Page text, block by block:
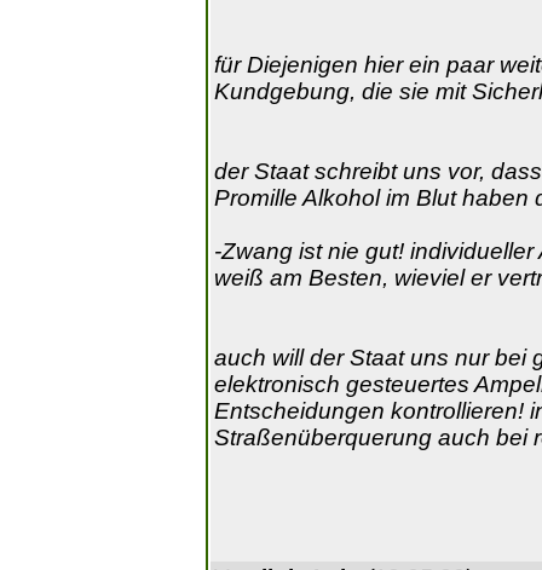
für Diejenigen hier ein paar
Kundgebung, die sie mit
der Staat schreibt uns vor,
Promille Alkohol im Blut haben
-Zwang ist nie gut!
weiß am Besten, wieviel er
auch will der Staat uns nur bei
elektronisch gesteuertes
Entscheidungen kontrollieren!
Straßenüberquerung auch bei